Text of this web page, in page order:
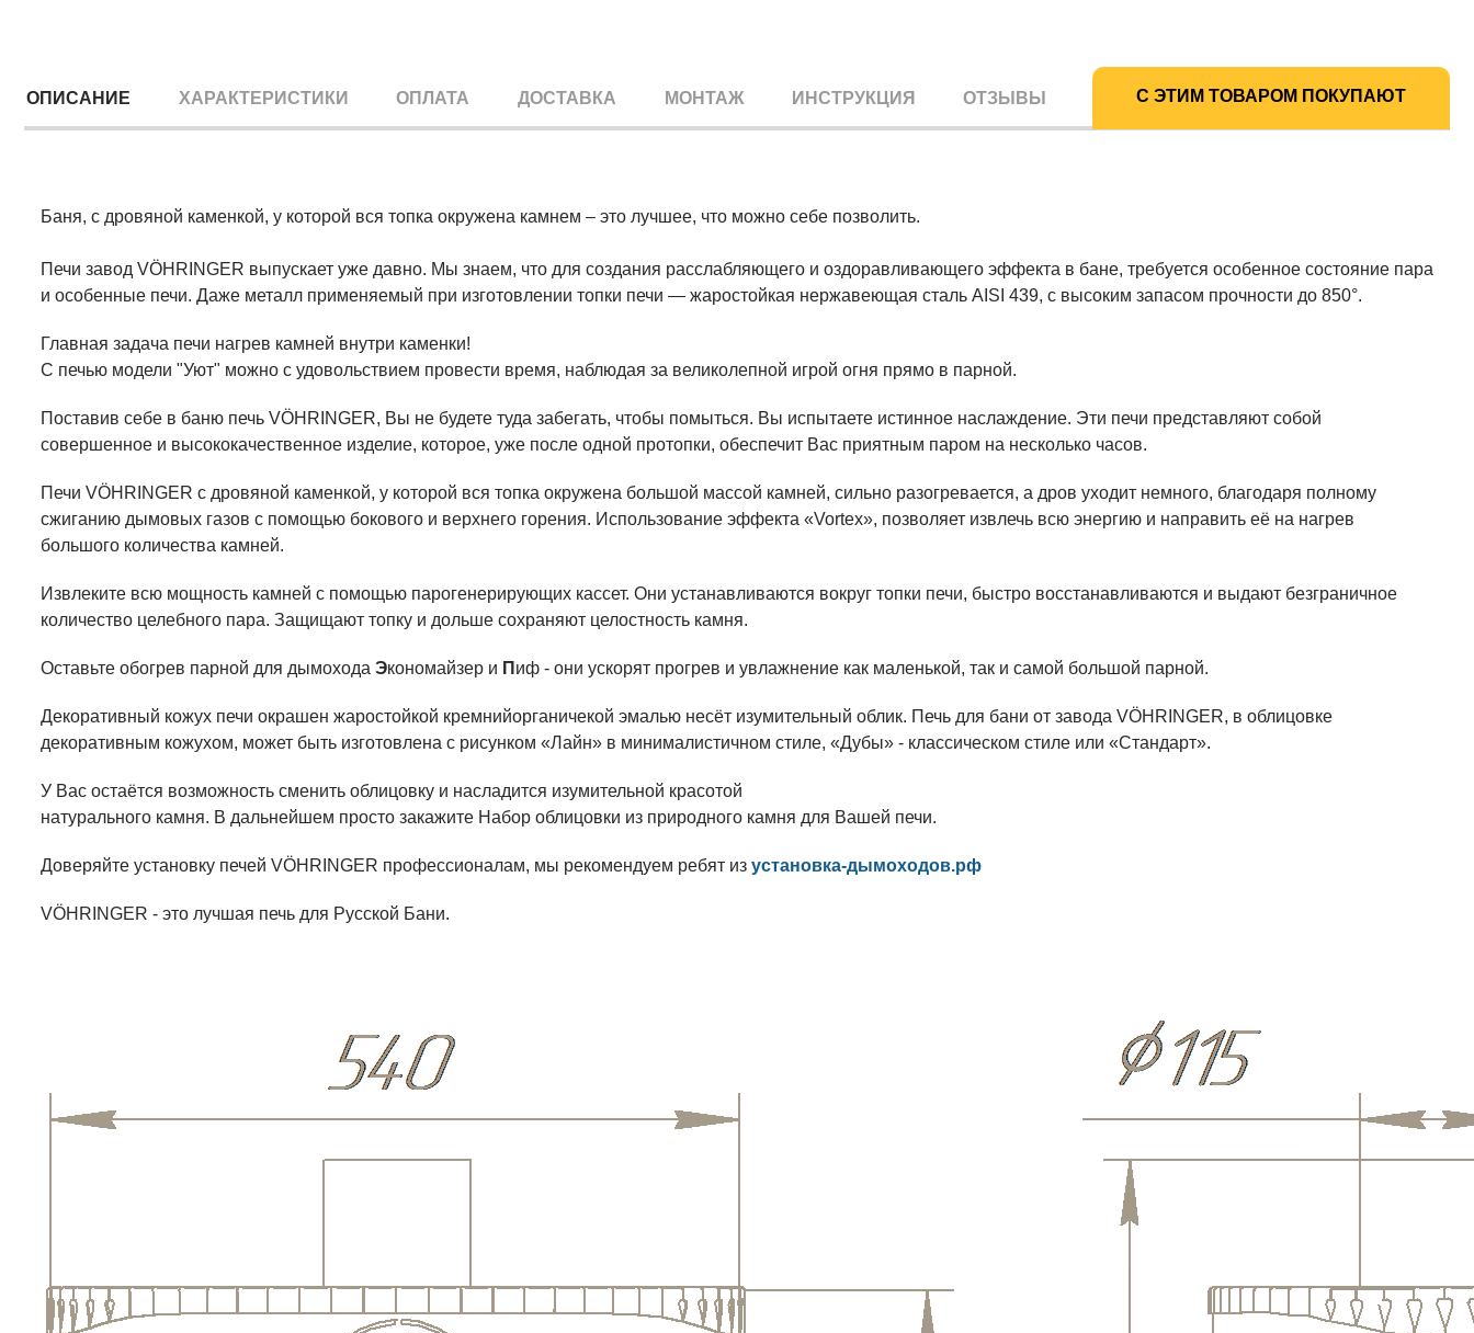
ОПИСАНИЕ ХАРАКТЕРИСТИКИ ОПЛАТА ДОСТАВКА МОНТАЖ ИНСТРУКЦИЯ ОТЗЫВЫ С ЭТИМ ТОВАРОМ ПОКУПАЮТ
Баня, с дровяной каменкой, у которой вся топка окружена камнем – это лучшее, что можно себе позволить.
Печи завод VÖHRINGER выпускает уже давно. Мы знаем, что для создания расслабляющего и оздоравливающего эффекта в бане, требуется особенное состояние пара
и особенные печи. Даже металл применяемый при изготовлении топки печи — жаростойкая нержавеющая сталь AISI 439, с высоким запасом прочности до 850°.
Главная задача печи нагрев камней внутри каменки!
С печью модели "Уют" можно с удовольствием провести время, наблюдая за великолепной игрой огня прямо в парной.
Поставив себе в баню печь VÖHRINGER, Вы не будете туда забегать, чтобы помыться. Вы испытаете истинное наслаждение. Эти печи представляют собой
совершенное и высококачественное изделие, которое, уже после одной протопки, обеспечит Вас приятным паром на несколько часов.
Печи VÖHRINGER с дровяной каменкой, у которой вся топка окружена большой массой камней, сильно разогревается, а дров уходит немного, благодаря полному
сжиганию дымовых газов с помощью бокового и верхнего горения. Использование эффекта «Vortex», позволяет извлечь всю энергию и направить её на нагрев
большого количества камней.
Извлеките всю мощность камней с помощью парогенерирующих кассет. Они устанавливаются вокруг топки печи, быстро восстанавливаются и выдают безграничное
количество целебного пара. Защищают топку и дольше сохраняют целостность камня.
Оставьте обогрев парной для дымохода Экономайзер и П иф - они ускорят прогрев и увлажнение как маленькой, так и самой большой парной.
Декоративный кожух печи окрашен жаростойкой кремнийорганичекой эмалью несёт изумительный облик. Печь для бани от завода VÖHRINGER, в облицовке
декоративным кожухом, может быть изготовлена с рисунком «Лайн» в минималистичном стиле, «Дубы» - классическом стиле или «Стандарт».
У Вас остаётся возможность сменить облицовку и насладится изумительной красотой
натурального камня. В дальнейшем просто закажите Набор облицовки из природного камня для Вашей печи.
Доверяйте установку печей VÖHRINGER профессионалам, мы рекомендуем ребят из установка-дымоходов.рф
VÖHRINGER - это лучшая печь для Русской Бани.